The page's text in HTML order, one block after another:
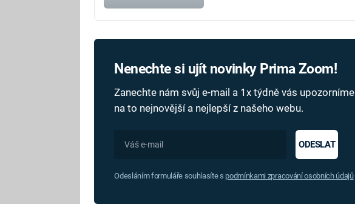
Nenechte si ujít novinky Prima Zoom!
Zanechte nám svůj e-mail a 1x týdně vás upozorníme
na to nejnovější a nejlepší z našeho webu.
ODESLAT
Odesláním formuláře souhlasíte s podmínkami zpracování osobních údajů